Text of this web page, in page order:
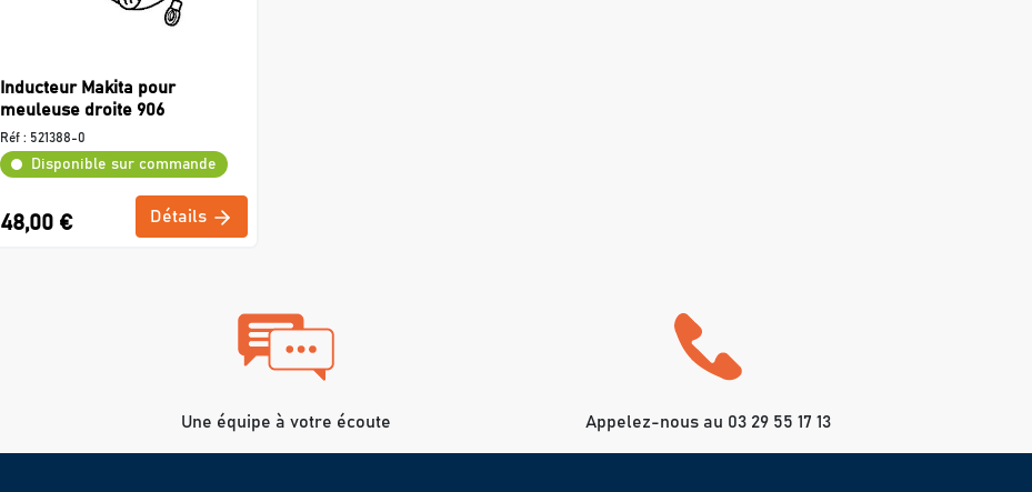
Inducteur Makita pour
meuleuse droite 906
Réf : 521388-0
Disponible sur commande
48,00 € Détails
Une équipe à votre écoute Appelez-nous au 03 29 55 17 13